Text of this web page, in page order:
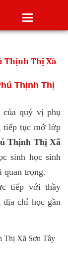
Toggle
Thịnh Thị Xã
Thịnh Thị
quý vị phụ
tiếp tục mở lớp
Thịnh Thị Xã
sinh học sinh
quan trọng.
tiếp với thầy
địa chỉ học gần